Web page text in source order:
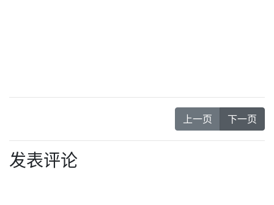
上一页 下一页
发表评论